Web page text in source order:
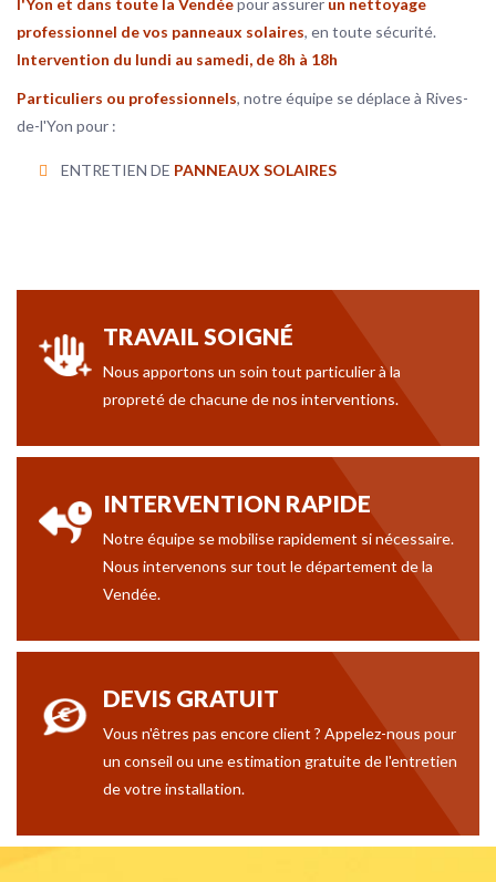
l'Yon et dans toute la Vendéepour assurer un nettoyage
professionnel de vos panneaux solaires, en toute sécurité.
Intervention du lundi au samedi, de 8h à 18h
Particuliers ou professionnels, notre équipe se déplace à Rives-
de-l'Yon pour :
ENTRETIEN DE PANNEAUX SOLAIRES
TRAVAIL SOIGNÉ
Nous apportons un soin tout particulier à la
propreté de chacune de nos interventions.
INTERVENTION RAPIDE
Notre équipe se mobilise rapidement si nécessaire.
Nous intervenons sur tout le département de la
Vendée.
DEVIS GRATUIT
Vous n'êtres pas encore client ? Appelez-nous pour
un conseil ou une estimation gratuite de l'entretien
de votre installation.